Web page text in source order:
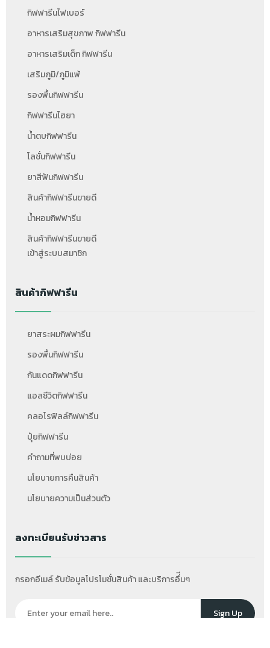
กิฟฟารีนไฟเบอร์
อาหารเสริมสุขภาพ กิฟฟารีน
อาหารเสริมเด็ก กิฟฟารีน
เสริมภูมิ/ภูมิแพ้
รองพื้นกิฟฟารีน
กิฟฟารีนไฮยา
น้ำตบกิฟฟารีน
โลชั่นกิฟฟารีน
ยาสีฟันกิฟฟารีน
สินค้ากิฟฟารีนขายดี
น้ำหอมกิฟฟารีน
สินค้ากิฟฟารีนขายดี
เข้าสู่ระบบสมาชิก
สินค้ากิฟฟารีน
ยาสระผมกิฟฟารีน
รองพื้นกิฟฟารีน
กันแดดกิฟฟารีน
แอลซีวิตกิฟฟารีน
คลอโรฟิลล์กิฟฟารีน
ปุ๋ยกิฟฟารีน
คำถามที่พบบ่อย
นโยบายการคืนสินค้า
นโยบายความเป็นส่วนตัว
ลงทะเบียนรับข่าวสาร
กรอกอีเมล์ รับข้อมูลโปรโมชั่นสินค้า และบริการอื่ีนๆ